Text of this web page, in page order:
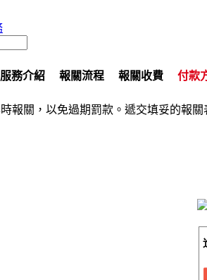
服務介紹 報關流程 報關收費 付款
報關，以免過期罰款。遞交填妥的報